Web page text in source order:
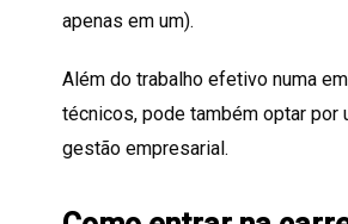
apenas em um).
Além do trabalho efetivo numa
técnicos, pode também optar por
gestão empresarial.